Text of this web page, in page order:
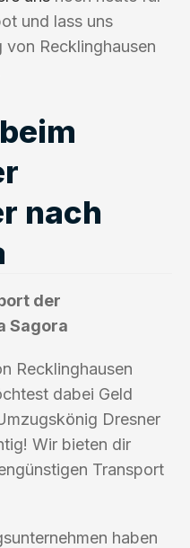
und lass uns
von Recklinghausen
nach
der
Sagora
Recklinghausen
dabei Geld
Dresner
Wir bieten dir
Transport
haben